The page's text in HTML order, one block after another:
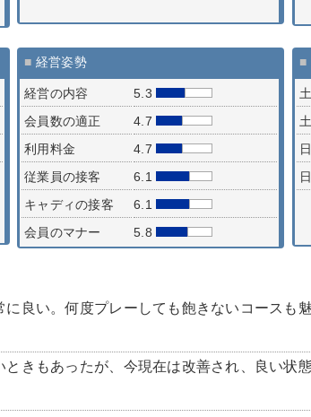
■ 経営姿勢
経営の内容
5.3
会員数の適正
4.7
利用料金
4.7
従業員の接客
6.1
キャディの接客
6.1
会員のマナー
5.8
■
良い。何度プレーしても飽きないコースも
きもあったが、今現在は改善され、良い状